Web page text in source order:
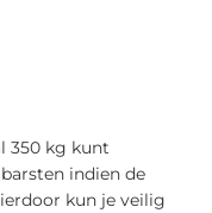
350 kg kunt
indien de
kun je veilig